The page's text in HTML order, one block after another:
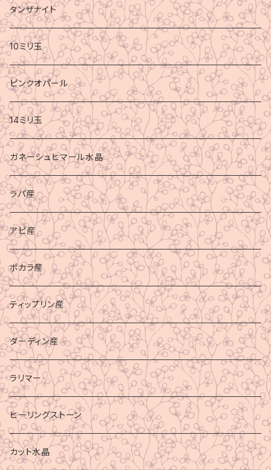
タンザナイト
10ミリ玉
ピンクオパール
14ミリ玉
ガネーシュヒマール水晶
ラパ産
アピ産
ポカラ産
ティップリン産
ダーディン産
ラリマー
ヒーリングストーン
カット水晶